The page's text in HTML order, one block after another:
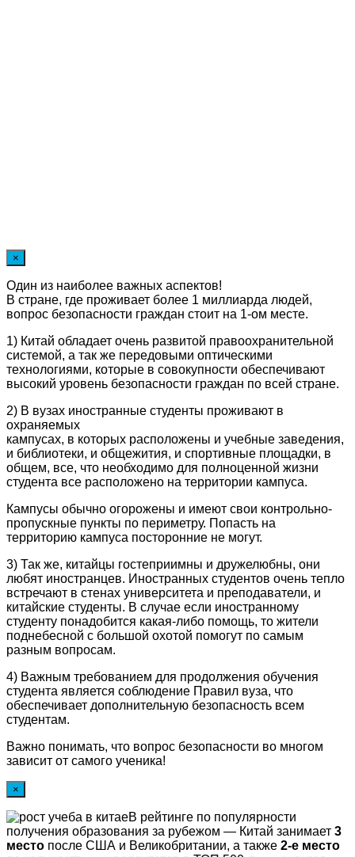
×
Один из наиболее важных аспектов!
В стране, где проживает более 1 миллиарда людей,
вопрос безопасности граждан стоит на 1-ом месте.
1) Китай обладает очень развитой правоохранительной
системой, а так же передовыми оптическими
технологиями, которые в совокупности обеспечивают
высокий уровень безопасности граждан по всей стране.
2) В вузах иностранные студенты проживают в
охраняемых
кампусах, в которых расположены и учебные заведения,
и библиотеки, и общежития, и спортивные площадки, в
общем, все, что необходимо для полноценной жизни
студента все расположено на территории кампуса.
Кампусы обычно огорожены и имеют свои контрольно-
пропускные пункты по периметру. Попасть на
территорию кампуса посторонние не могут.
3) Так же, китайцы гостеприимны и дружелюбны, они
любят иностранцев. Иностранных студентов очень тепло
встречают в стенах университета и преподаватели, и
китайские студенты. В случае если иностранному
студенту понадобится какая-либо помощь, то жители
поднебесной с большой охотой помогут по самым
разным вопросам.
4) Важным требованием для продолжения обучения
студента является соблюдение Правил вуза, что
обеспечивает дополнительную безопасность всем
студентам.
Важно понимать, что вопрос безопасности во многом
зависит от самого ученика!
×
В рейтинге по популярности
получения образования за рубежом — Китай занимает 3
место после США и Великобритании, а также 2-е место